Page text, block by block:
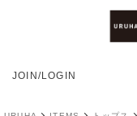
JOIN/LOGIN